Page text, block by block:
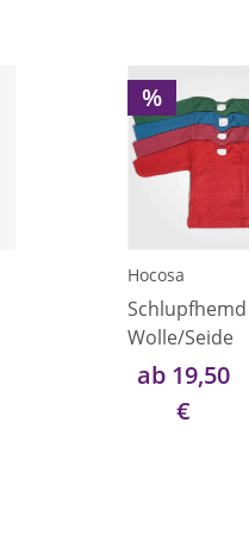
%
Hocosa
Wolle/Seide
ab 19,50
€